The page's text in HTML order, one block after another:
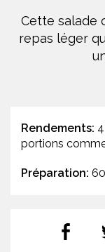
Cette salade
repas léger
Rendements:
portions
Préparation: